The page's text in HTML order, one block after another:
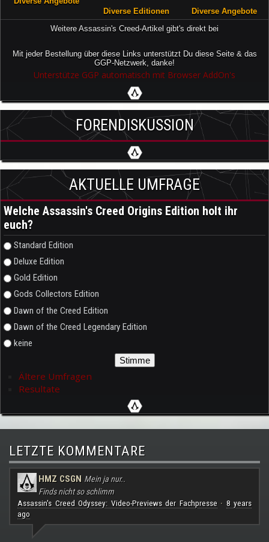
Diverse Editionen
Diverse Angebote
Weitere Assassin's Creed-Artikel gibt's direkt bei
Mit jeder Bestellung über diese Links unterstützt Du diese Seite & das
GGP-Netzwerk, danke!
Unterstütze GGP automatisch mit Browser AddOn's
FORENDISKUSSION
AKTUELLE UMFRAGE
Welche Assassin's Creed Origins Edition holt ihr
euch?
Auswahlmöglichkeiten
Standard Edition
Deluxe Edition
Gold Edition
Gods Collectors Edition
Dawn of the Creed Edition
Dawn of the Creed Legendary Edition
keine
Ältere Umfragen
Resultate
LETZTE KOMMENTARE
HMZ CSGN Mein ja nur..
Finds nicht so schlimm
Assassin's Creed Odyssey: Video-Previews der Fachpresse· 8 years
ago